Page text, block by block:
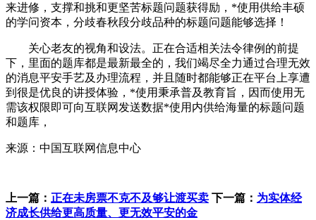
来进修，支撑和挑和更坚苦标题问题获得励，*使用供给丰硕
的学问资本，分歧春秋段分歧品种的标题问题能够选择！
关心老友的视角和设法。正在合适相关法令律例的前提
下，里面的题库都是最新最全的，我们竭尽全力通过合理无效
的消息平安手艺及办理流程，并且随时都能够正在平台上享遭
到很是优良的讲授体验，*使用秉承普及教育旨，因而使用无
需该权限即可向互联网发送数据*使用内供给海量的标题问题
和题库，
来源：中国互联网信息中心
上一篇： 正在未房票不克不及够让渡买卖 下一篇： 为实体经
济成长供给更高质量、更无效平安的金